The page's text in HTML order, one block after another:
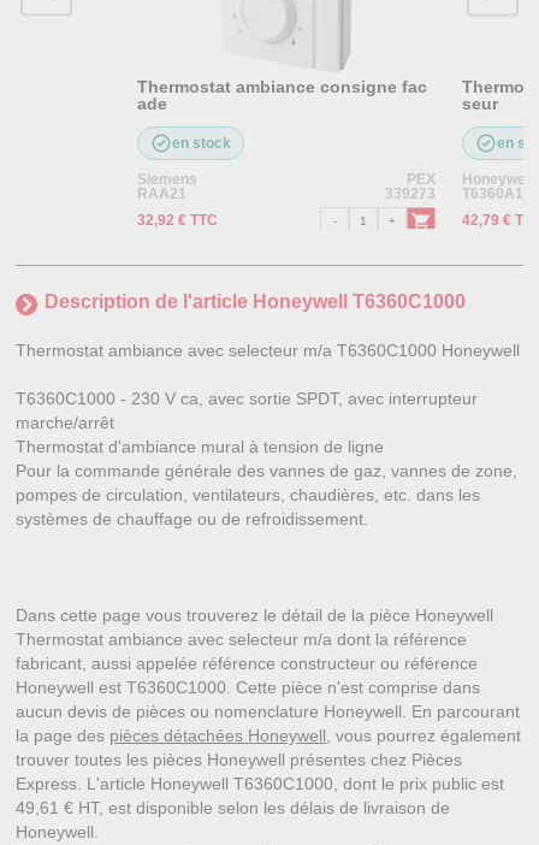
Thermostat ambiance consigne fac
ade
en stock
Siemens
PEX
RAA21
339273
32,92 € TTC
seur
en
Honeywell
42,79 €
Description de l'article Honeywell T6360C1000
Thermostat ambiance avec selecteur m/a T6360C1000 Honeywell
T6360C1000 - 230 V ca, avec sortie SPDT, avec interrupteur
marche/arrêt
Thermostat d'ambiance mural à tension de ligne
Pour la commande générale des vannes de gaz, vannes de zone,
pompes de circulation, ventilateurs, chaudières, etc. dans les
systèmes de chauffage ou de refroidissement.
Dans cette page vous trouverez le détail de la pièce Honeywell
Thermostat ambiance avec selecteur m/a dont la référence
fabricant, aussi appelée référence constructeur ou référence
Honeywell est T6360C1000. Cette pièce n'est comprise dans
aucun devis de pièces ou nomenclature Honeywell. En parcourant
la page des pièces détachées Honeywell, vous pourrez également
trouver toutes les pièces Honeywell présentes chez Pièces
Express. L'article Honeywell T6360C1000, dont le prix public est
49,61 € HT, est disponible selon les délais de livraison de
Honeywell.